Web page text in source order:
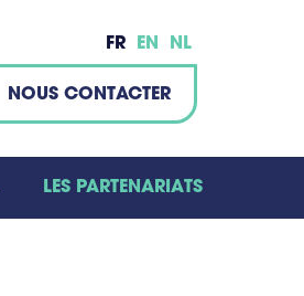
FR EN NL
NOUS CONTACTER
LES PARTENARIATS